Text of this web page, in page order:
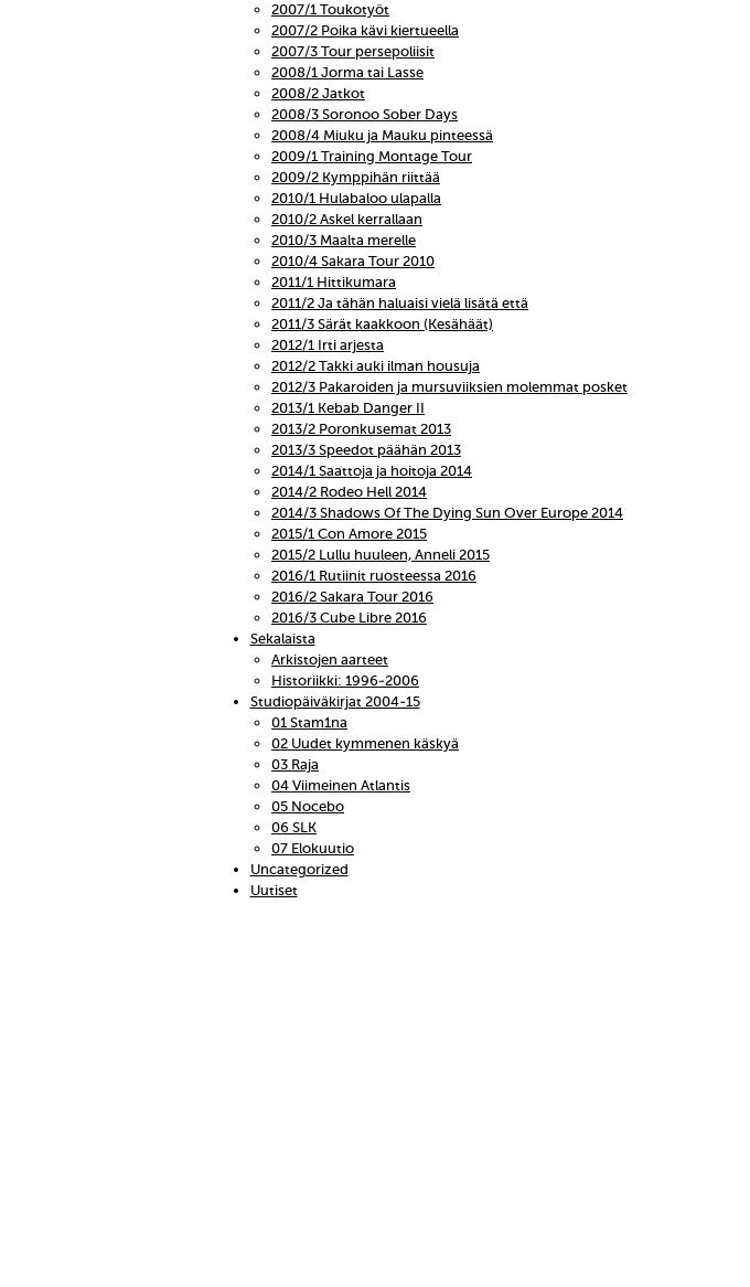
2007/1 Toukotyöt
2007/2 Poika kävi kiertueella
2007/3 Tour persepoliisit
2008/1 Jorma tai Lasse
2008/2 Jatkot
2008/3 Soronoo Sober Days
2008/4 Miuku ja Mauku pinteessä
2009/1 Training Montage Tour
2009/2 Kymppihän riittää
2010/1 Hulabaloo ulapalla
2010/2 Askel kerrallaan
2010/3 Maalta merelle
2010/4 Sakara Tour 2010
2011/1 Hittikumara
2011/2 Ja tähän haluaisi vielä lisätä että
2011/3 Särät kaakkoon (Kesähäät)
2012/1 Irti arjesta
2012/2 Takki auki ilman housuja
2012/3 Pakaroiden ja mursuviiksien molemmat posket
2013/1 Kebab Danger II
2013/2 Poronkusemat 2013
2013/3 Speedot päähän 2013
2014/1 Saattoja ja hoitoja 2014
2014/2 Rodeo Hell 2014
2014/3 Shadows Of The Dying Sun Over Europe 2014
2015/1 Con Amore 2015
2015/2 Lullu huuleen, Anneli 2015
2016/1 Rutiinit ruosteessa 2016
2016/2 Sakara Tour 2016
2016/3 Cube Libre 2016
Sekalaista
Arkistojen aarteet
Historiikki: 1996-2006
Studiopäiväkirjat 2004-15
01 Stam1na
02 Uudet kymmenen käskyä
03 Raja
04 Viimeinen Atlantis
05 Nocebo
06 SLK
07 Elokuutio
Uncategorized
Uutiset